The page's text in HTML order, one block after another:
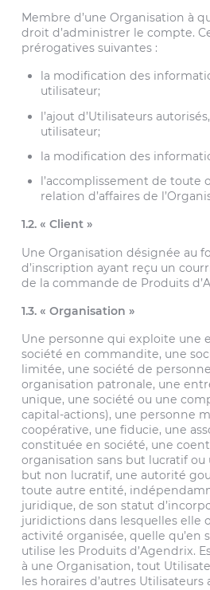
Membre d’une Organisation à
droit d’administrer le compte.
prérogatives suivantes :
la modification des
utilisateur;
l’ajout d’Utilisateurs
utilisateur;
la modification des
l’accomplissement de toute
relation d’affaires de
1.2. « Client »
Une Organisation désignée au
d’inscription ayant reçu un
de la commande de Produits
1.3. « Organisation »
Une personne qui exploite une
société en commandite, une
limitée, une société de
organisation patronale, une
unique, une société ou une
capital-actions), une personne
coopérative, une fiducie, une
constituée en société, une
organisation sans but lucratif ou
but non lucratif, une autorité
toute autre entité,
juridique, de son statut
juridictions dans lesquelles elle
activité organisée, quelle qu’en
utilise les Produits d’Agendrix.
à une Organisation, tout
les horaires d’autres Utilisateurs